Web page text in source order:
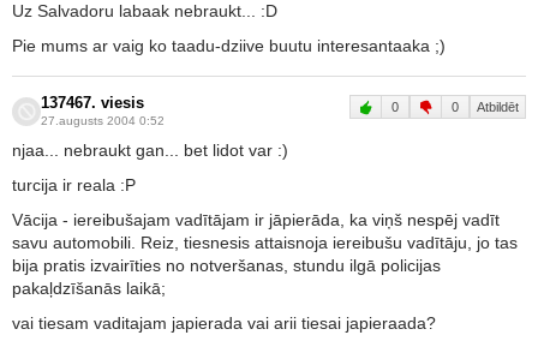
Uz Salvadoru labaak nebraukt... :D
Pie mums ar vaig ko taadu-dziive buutu interesantaaka ;)
137467. viesis
27.augusts 2004 0:52
0 0 Atbildēt
njaa... nebraukt gan... bet lidot var :)
turcija ir reala :P
Vācija - iereibušajam vadītājam ir jāpierāda, ka viņš nespēj vadīt
savu automobili. Reiz, tiesnesis attaisnoja iereibušu vadītāju, jo tas
bija pratis izvairīties no notveršanas, stundu ilgā policijas
pakaļdzīšanās laikā;
vai tiesam vaditajam japierada vai arii tiesai japieraada?